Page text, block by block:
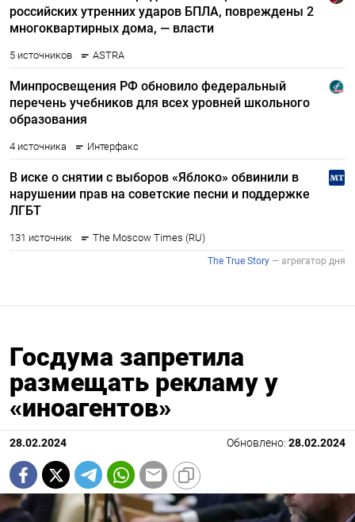
Госдума запретила
размещать рекламу у
«иноагентов»
28.02.2024 Обновлено: 28.02.2024